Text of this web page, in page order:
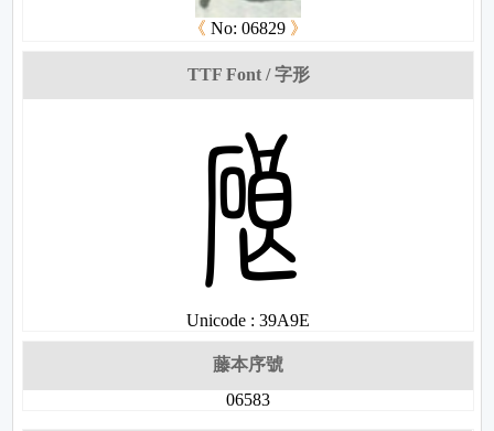
《 No: 06829 》
TTF Font / 字形
梞
Unicode : 39A9E
藤本序號
06583